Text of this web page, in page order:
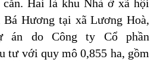
Hai là khu Nhà ở xã hội
Hương tại xã Lương Hoà,
án do Công ty Cổ phần
tư với quy mô 0,855 ha, gồm